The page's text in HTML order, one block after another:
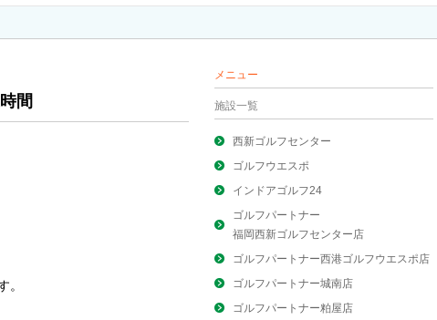
間
。
メニュー
施設一覧
西新ゴルフセンター
ゴルフウエスポ
インドアゴルフ24
ゴルフパートナー
福岡西新ゴルフセンター店
ゴルフパートナー西港ゴルフウエスポ店
ゴルフパートナー城南店
ゴルフパートナー粕屋店